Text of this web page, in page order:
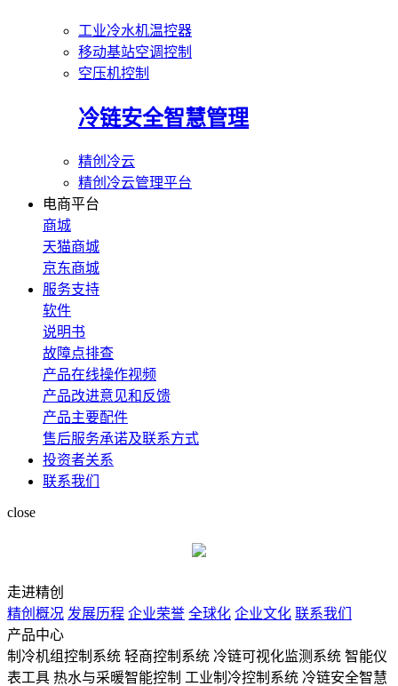
工业冷水机温控器
移动基站空调控制
空压机控制
冷链安全智慧管理
精创冷云
精创冷云管理平台
电商平台
商城
天猫商城
京东商城
服务支持
软件
说明书
故障点排查
产品在线操作视频
产品改进意见和反馈
产品主要配件
售后服务承诺及联系方式
投资者关系
联系我们
close
走进精创
精创概况 发展历程 企业荣誉 全球化 企业文化 联系我们
产品中心
制冷机组控制系统 轻商控制系统 冷链可视化监测系统 智能仪
表工具 热水与采暖智能控制 工业制冷控制系统 冷链安全智慧